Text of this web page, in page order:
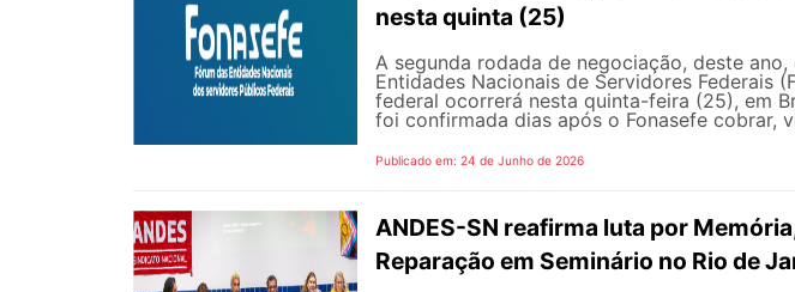
nesta quinta (25)
A segunda rodada de negociação, deste
Entidades Nacionais de Servidores Federais
federal ocorrerá nesta quinta-feira (25), em
foi confirmada dias após o Fonasefe cobrar,
Publicado em: 24 de Junho de 2026
ANDES-SN reafirma luta por
Reparação em Seminário no Rio de